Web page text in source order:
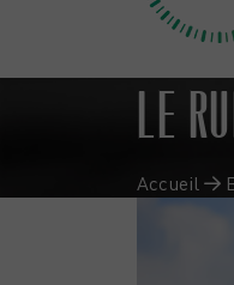
LE
Accueil